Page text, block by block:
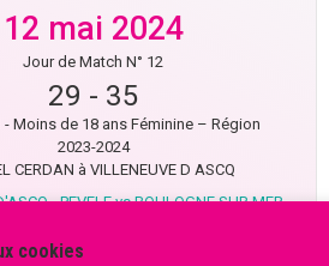
12 mai 2024
Jour de Match N° 12
29 - 35
- Moins de 18 ans Féminine – Région
2023-2024
CERDAN à VILLENEUVE D ASCQ
- PEVELE vs BOULOGNE SUR MER
cookies